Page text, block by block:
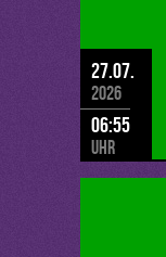
27.07.
2026
06:55
Uhr